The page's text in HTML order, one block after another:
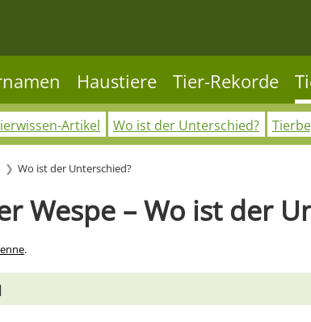
Haustiere Tier-Rekorde
Artikel Wo ist der Unterschied?
Wo ist der Unterschied?
Wespe – Wo ist der
.